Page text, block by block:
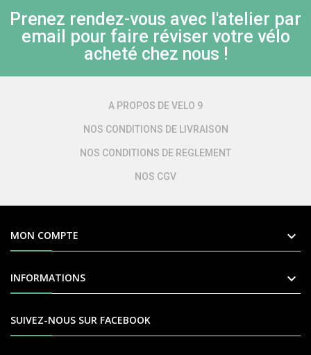
Prenez rendez-vous avec l'atelier par
email pour faire réviser votre vélo
acheté chez nous !
A PROPOS DE VELO 9
NOS CONDITIONS DE LIVRAISON
NOS CONDITIONS DE REGLEMENT
NOS CGV
MON COMPTE 
INFORMATIONS 
SUIVEZ-NOUS SUR FACEBOOK